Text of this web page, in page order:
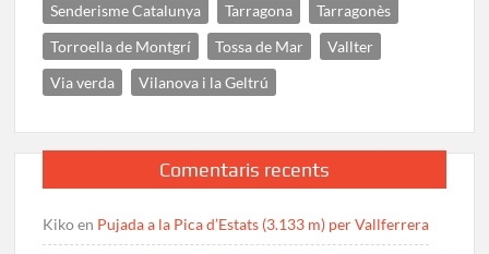
Senderisme Catalunya
Tarragona
Tarragonès
Torroella de Montgrí
Tossa de Mar
Vallter
Via verda
Vilanova i la Geltrú
Comentaris recents
Kikoen Pujada a la Pica d’Estats (3.133 m) per Vallferrera